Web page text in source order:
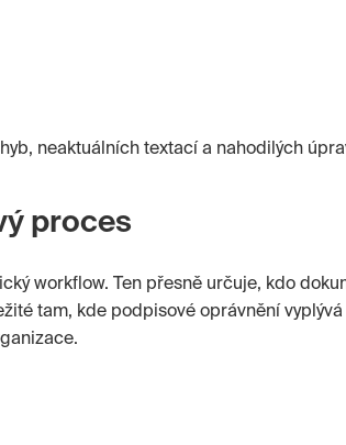
neaktuálních textací a nahodilých
proces
workflow. Ten přesně určuje, kdo
tam, kde podpisové oprávnění vyplývá